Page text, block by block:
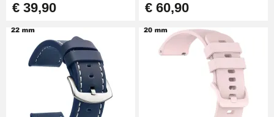
€ 39,90 € 60,90